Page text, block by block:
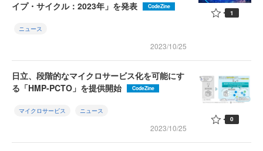
イプ・サイクル：2023年」を発表
CodeZine
ニュース
2023/10/25
1
日立、段階的なマイクロサービス化を可能にす
る「HMP-PCTO」を提供開始
CodeZine
マイクロサービス ニュース
2023/10/25
0